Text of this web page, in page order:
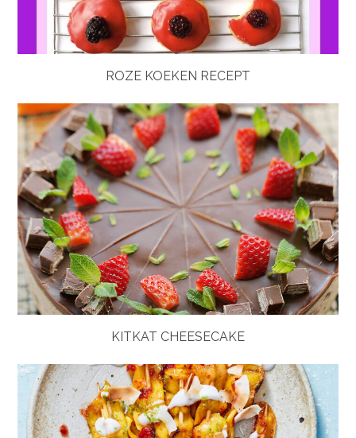
ROZE KOEKEN RECEPT
KITKAT CHEESECAKE